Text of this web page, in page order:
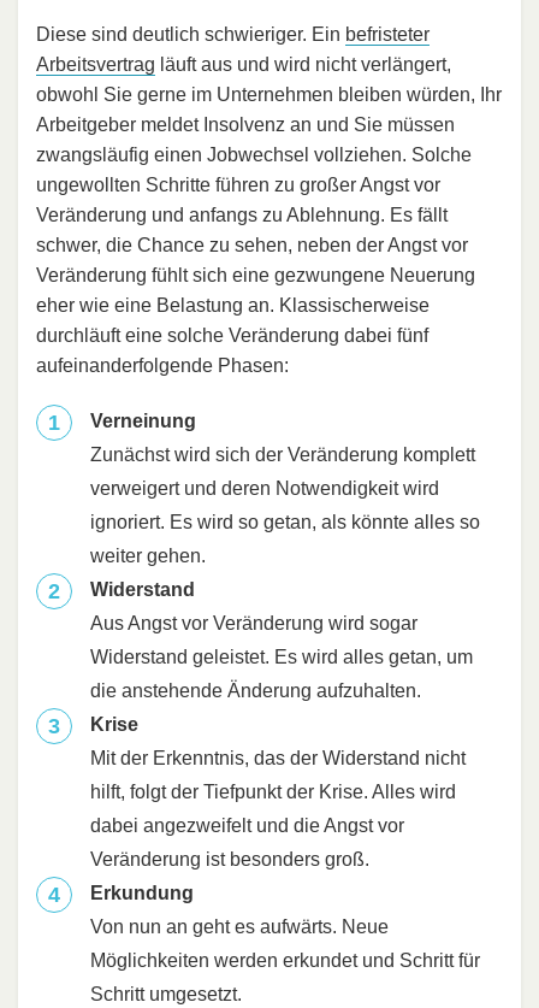
Diese sind deutlich schwieriger. Ein befristeter
Arbeitsvertrag läuft aus und wird nicht verlängert,
obwohl Sie gerne im Unternehmen bleiben würden, Ihr
Arbeitgeber meldet Insolvenz an und Sie müssen
zwangsläufig einen Jobwechsel vollziehen. Solche
ungewollten Schritte führen zu großer Angst vor
Veränderung und anfangs zu Ablehnung. Es fällt
schwer, die Chance zu sehen, neben der Angst vor
Veränderung fühlt sich eine gezwungene Neuerung
eher wie eine Belastung an. Klassischerweise
durchläuft eine solche Veränderung dabei fünf
aufeinanderfolgende Phasen:
Verneinung
Zunächst wird sich der Veränderung komplett
verweigert und deren Notwendigkeit wird
ignoriert. Es wird so getan, als könnte alles so
weiter gehen.
Widerstand
Aus Angst vor Veränderung wird sogar
Widerstand geleistet. Es wird alles getan, um
die anstehende Änderung aufzuhalten.
Krise
Mit der Erkenntnis, das der Widerstand nicht
hilft, folgt der Tiefpunkt der Krise. Alles wird
dabei angezweifelt und die Angst vor
Veränderung ist besonders groß.
Erkundung
Von nun an geht es aufwärts. Neue
Möglichkeiten werden erkundet und Schritt für
Schritt umgesetzt.